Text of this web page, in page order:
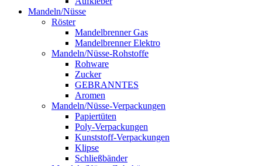
Mandeln/Nüsse
Röster
Mandelbrenner Gas
Mandelbrenner Elektro
Mandeln/Nüsse-Rohstoffe
Rohware
Zucker
GEBRANNTES
Aromen
Mandeln/Nüsse-Verpackungen
Papiertüten
Poly-Verpackungen
Kunststoff-Verpackungen
Klipse
Schließbänder